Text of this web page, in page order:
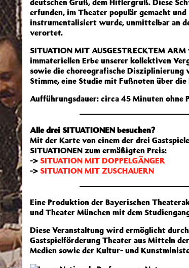
deutschen Gruß, dem Hitlergruß. Diese
erfunden, im Theater populär gemacht
instrumentalisiert wurde, unmittelbar an
verortet.
SITUATION MIT AUSGESTRECKTEM
immateriellen Erbe unserer kollektiven
sowie die choreografische Disziplinierung
Stimme, eine Studie mit Fußnoten über
Aufführungsdauer: circa 45 Minuten ohne
Alle drei SITUATIONEN besuchen?
Mit der Karte von einem der drei
SITUATIONEN zum ermäßigten Preis:
-> SITUATION MIT DOPPELGÄNGER
-> SITUATION MIT ZUSCHAUERN
Eine Produktion der Bayerischen
und Theater München mit dem
Diese Veranstaltung wird ermöglicht durch
Gastspielförderung Theater aus Mitteln
Medien sowie der Kultur- und